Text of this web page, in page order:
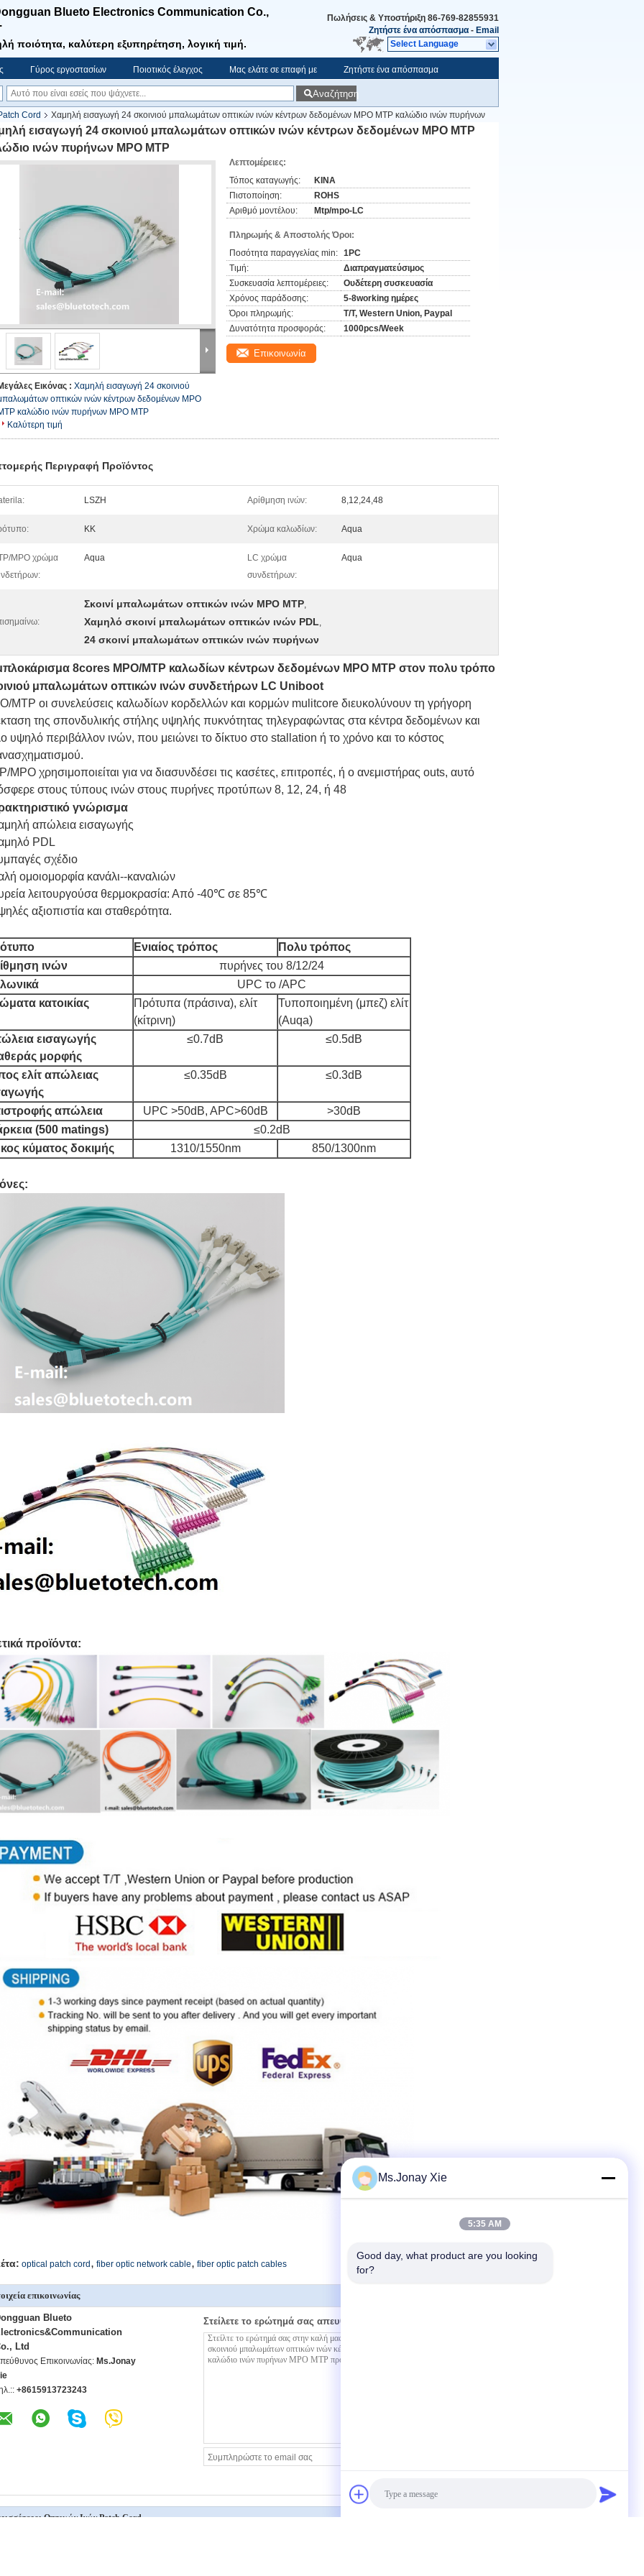
Blueto Electronics Communication Co.,
ποιότητα, καλύτερη εξυπηρέτηση, λογική τιμή.
Πωλήσεις & Υποστήριξη 86-769-82855931
Ζητήστε ένα απόσπασμα - Email
Select Language
Γύρος εργοστασίων Ποιοτικός έλεγχος Μας ελάτε σε επαφή με Ζητήστε ένα απόσπασμα
Αναζήτηση
Cord Χαμηλή εισαγωγή 24 σκοινιού μπαλωμάτων οπτικών ινών κέντρων δεδομένων MPO MTP καλώδιο ινών πυρήνων
εισαγωγή 24 σκοινιού μπαλωμάτων οπτικών ινών κέντρων δεδομένων MPO MTP
ινών πυρήνων MPO MTP
Εικόνας : Χαμηλή εισαγωγή 24 σκοινιού
οπτικών ινών κέντρων δεδομένων MPO
καλώδιο ινών πυρήνων MPO MTP
Καλύτερη τιμή
Λεπτομέρειες:
Τόπος καταγωγής:
ΚΙΝΑ
Πιστοποίηση:
ROHS
Αριθμό μοντέλου:
Mtp/mpo-LC
Πληρωμής & Αποστολής Όροι:
Ποσότητα παραγγελίας min: 1PC
Τιμή:
Διαπραγματεύσιμος
Συσκευασία λεπτομέρειες:
Ουδέτερη συσκευασία
Χρόνος παράδοσης:
5-8working ημέρες
Όροι πληρωμής:
T/T, Western Union, Paypal
Δυνατότητα προσφοράς:
1000pcs/Week
Επικοινωνία
Περιγραφή Προϊόντος
LSZH Αρίθμηση ινών: 8,12,24,48
ΚΚ Χρώμα καλωδίων: Aqua
MPO χρώμα
Aqua
LC χρώμα
συνδετήρων:
Aqua
Σκοινί μπαλωμάτων οπτικών ινών MPO MTP,
Χαμηλό σκοινί μπαλωμάτων οπτικών ινών PDL,
24 σκοινί μπαλωμάτων οπτικών ινών πυρήνων
8cores MPO/MTP καλωδίων κέντρων δεδομένων MPO MTP στον πολυ τρόπο
μπαλωμάτων οπτικών ινών συνδετήρων LC Uniboot
MTP οι συνελεύσεις καλωδίων κορδελλών και κορμών mulitcore διευκολύνουν τη γρήγορη
της σπονδυλικής στήλης υψηλής πυκνότητας τηλεγραφώντας στα κέντρα δεδομένων και
υψηλό περιβάλλον ινών, που μειώνει το δίκτυο στο stallation ή το χρόνο και το κόστος
MPO χρησιμοποιείται για να διασυνδέσει τις κασέτες, επιτροπές, ή ο ανεμιστήρας outs, αυτό
στους τύπους ινών στους πυρήνες προτύπων 8, 12, 24, ή 48
γνώρισμα
απώλεια εισαγωγής
PDL
σχέδιο
ομοιομορφία κανάλι--καναλιών
λειτουργούσα θερμοκρασία: Από -40℃ σε 85℃
αξιοπιστία και σταθερότητα.
Ενιαίος τρόπος
Πολυ τρόπος
ινών
πυρήνες του 8/12/24
UPC το /APC
κατοικίας
Πρότυπα (πράσινα), ελίτ
(κίτρινη)
Τυποποιημένη (μπεζ) ελίτ
(Auqa)
εισαγωγής
μορφής
≤0.7dB ≤0.5dB
ελίτ απώλειας
≤0.35dB ≤0.3dB
απώλεια UPC >50dB, APC>60dB
>30dB
(500 matings)
≤0.2dB
κύματος δοκιμής
1310/1550nm 850/1300nm
προϊόντα:
optical patch cord , fiber optic network cable, fiber optic patch cables
επικοινωνίας
Blueto
Ltd
Επικοινωνίας: Ms.Jonay
+8615913723243
Στείλετε το ερώτημά σας απευθείας σε εμάς
Οπτικών Ινών Patch Cord
Ms.Jonay Xie
5:35 AM
Good day, what product are you looking
for?